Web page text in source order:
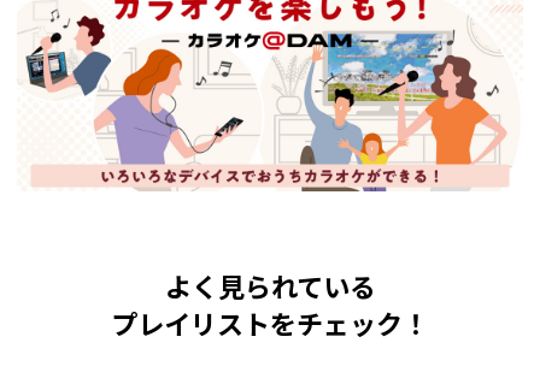
よく見られている
プレイリストをチェック！